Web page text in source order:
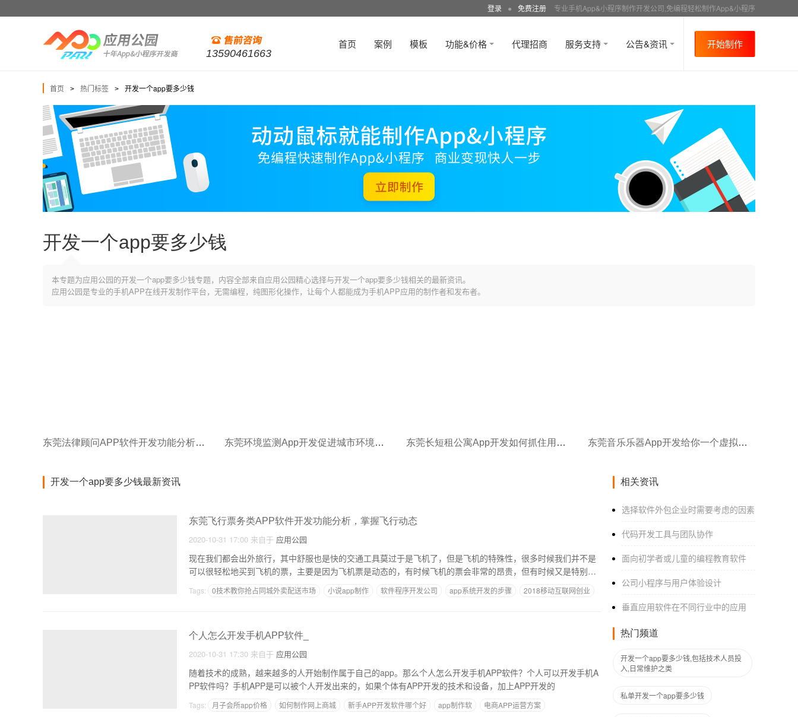
登录 ● 免费注册 专业手机App&小程序制作开发公司,免编程轻松制作App&小程序
13590461663
首页 案例 模板 功能&价格 代理招商 服务支持 公告&资讯 开始制作
首页 > 热门标签 > 开发一个app要多少钱
开发一个app要多少钱
本专题为应用公园的开发一个app要多少钱专题，内容全部来自应用公园精心选择与开发一个app要多少钱相关的最新资讯。
应用公园是专业的手机APP在线开发制作平台，无需编程，纯图形化操作，让每个人都能成为手机APP应用的制作者和发布者。
东莞法律顾问APP软件开发功能分析，让您不再迷茫 东莞环境监测App开发促进城市环境建设 东莞长短租公寓App开发如何抓住用户的心 东莞音乐乐器App开发给你一个虚拟的乐器演奏
开发一个app要多少钱最新资讯
东莞飞行票务类APP软件开发功能分析，掌握飞行动态
2020-10-31 17:00 来自于 应用公园
现在我们都会出外旅行，其中舒服也是快的交通工具莫过于是飞机了，但是飞机的特殊性，很多时候我们并不是
可以很轻松地买到飞机的票，主要是因为飞机票是动态的，有时候飞机的票会非常的昂贵，但有时候又是特别的
Tags: 0技术教你抢占同城外卖配送市场 小说app制作 软件程序开发公司 app系统开发的步骤
2018移动互联网创业
个人怎么开发手机APP软件_
2020-10-31 17:30 来自于 应用公园
随着技术的成熟，越来越多的人开始制作属于自己的app。那么个人怎么开发手机APP软件？个人可以开发手机A
PP软件吗？手机APP是可以被个人开发出来的，如果个体有APP开发的技术和设备，加上APP开发的
Tags: 月子会所app价格 如何制作网上商城 新手APP开发软件哪个好 app制作软
电商APP运营方案
相关资讯
选择软件外包企业时需要考虑的因素
代码开发工具与团队协作
面向初学者或儿童的编程教育软件
公司小程序与用户体验设计
垂直应用软件在不同行业中的应用
热门频道
开发一个app要多少钱,包括技术人员投
入,日常维护之类
私单开发一个app要多少钱